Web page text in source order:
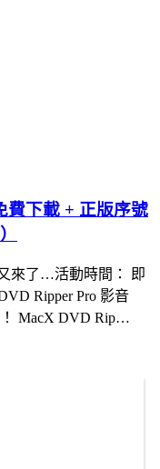
費下載 + 正版序號
來了…活動時間： 即
Ripper Pro 影音
MacX DVD Rip…